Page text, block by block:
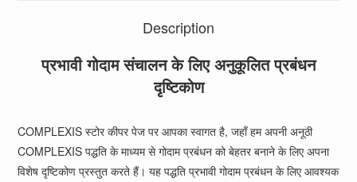
Description
प्रभावी गोदाम संचालन के लिए अनुकूलित प्रबंधन
दृष्टिकोण
COMPLEXIS स्टोर कीपर पेज पर आपका स्वागत है, जहाँ हम अपनी अनूठी
COMPLEXIS पद्धति के माध्यम से गोदाम प्रबंधन को बेहतर बनाने के लिए अपना
विशेष दृष्टिकोण प्रस्तुत करते हैं। यह पद्धति प्रभावी गोदाम प्रबंधन के लिए आवश्यक